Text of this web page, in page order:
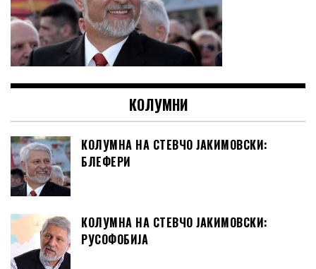
КОЛУМНИ
КОЛУМНА НА СТЕВЧО ЈАКИМОВСКИ:
БЛЕФЕРИ
КОЛУМНА НА СТЕВЧО ЈАКИМОВСКИ:
РУСОФОБИЈА